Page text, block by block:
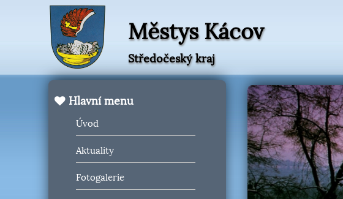
Městys Kácov
Středočeský kraj
Hlavní menu
Úvod
Aktuality
Fotogalerie